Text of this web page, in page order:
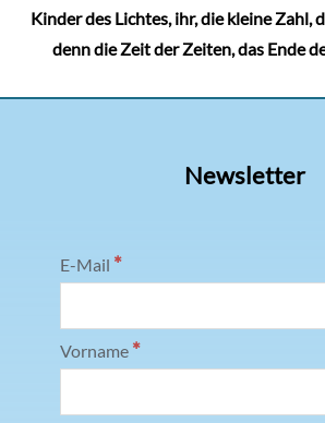
Kinder des Lichtes, ihr, die kleine Zahl,
denn die Zeit der Zeiten, das Ende
Newsletter
E-Mail *
Vorname *